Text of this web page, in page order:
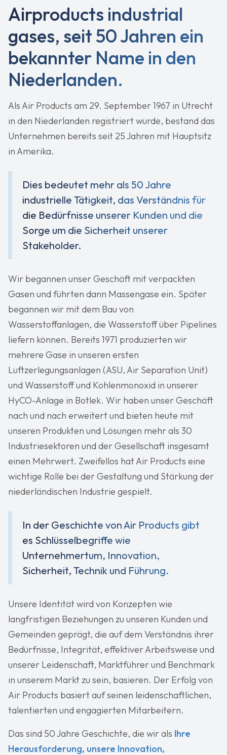
Airproducts industrial
gases, seit 50 Jahren ein
bekannter Name in den
Niederlanden.
Als Air Products am 29. September 1967 in Utrecht
in den Niederlanden registriert wurde, bestand das
Unternehmen bereits seit 25 Jahren mit Hauptsitz
in Amerika.
Dies bedeutet mehr als 50 Jahre
industrielle Tätigkeit, das Verständnis für
die Bedürfnisse unserer Kunden und die
Sorge um die Sicherheit unserer
Stakeholder.
Wir begannen unser Geschäft mit verpackten
Gasen und führten dann Massengase ein. Später
begannen wir mit dem Bau von
Wasserstoffanlagen, die Wasserstoff über Pipelines
liefern können. Bereits 1971 produzierten wir
mehrere Gase in unseren ersten
Luftzerlegungsanlagen (ASU, Air Separation Unit)
und Wasserstoff und Kohlenmonoxid in unserer
HyCO-Anlage in Botlek. Wir haben unser Geschäft
nach und nach erweitert und bieten heute mit
unseren Produkten und Lösungen mehr als 30
Industriesektoren und der Gesellschaft insgesamt
einen Mehrwert. Zweifellos hat Air Products eine
wichtige Rolle bei der Gestaltung und Stärkung der
niederländischen Industrie gespielt.
In der Geschichte von Air Products gibt
es Schlüsselbegriffe wie
Unternehmertum, Innovation,
Sicherheit, Technik und Führung.
Unsere Identität wird von Konzepten wie
langfristigen Beziehungen zu unseren Kunden und
Gemeinden geprägt, die auf dem Verständnis ihrer
Bedürfnisse, Integrität, effektiver Arbeitsweise und
unserer Leidenschaft, Marktführer und Benchmark
in unserem Markt zu sein, basieren. Der Erfolg von
Air Products basiert auf seinen leidenschaftlichen,
talentierten und engagierten Mitarbeitern.
Das sind 50 Jahre Geschichte, die wir als Ihre
Herausforderung, unsere Innovation,